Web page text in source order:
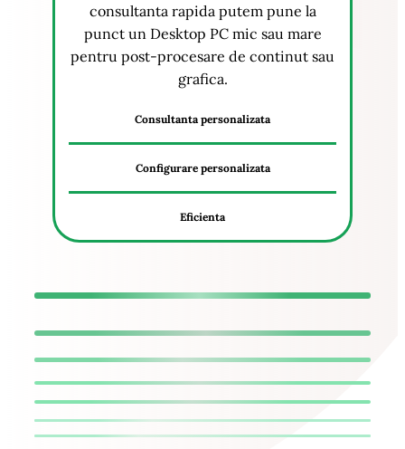
consultanta rapida putem pune la
punct un Desktop PC mic sau mare
pentru post-procesare de continut sau
grafica.
Consultanta personalizata
Configurare personalizata
Eficienta